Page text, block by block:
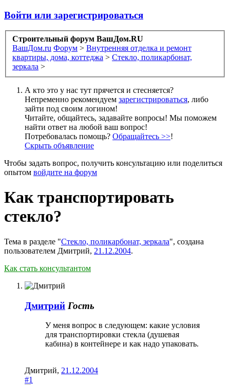
Войти или зарегистрироваться
Строительный форум ВашДом.RU
ВашДом.ru Форум > Внутренняя отделка и ремонт
квартиры, дома, коттеджа > Стекло, поликарбонат,
зеркала >
А кто это у нас тут прячется и стесняется?
Непременно рекомендуем зарегистрироваться, либо
зайти под своим логином!
Читайте, общайтесь, задавайте вопросы! Мы поможем
найти ответ на любой ваш вопрос!
Потребовалась помощь? Обращайтесь >>!
Скрыть объявление
Чтобы задать вопрос, получить консультацию или поделиться
опытом войдите на форум
Как транспортировать
стекло?
Тема в разделе "Стекло, поликарбонат, зеркала", создана
пользователем Дмитрий, 21.12.2004.
Как стать консультантом
Дмитрий Гость
У меня вопрос в следующем: какие условия
для транспортировки стекла (душевая
кабина) в контейнере и как надо упаковать.
Дмитрий, 21.12.2004
#1